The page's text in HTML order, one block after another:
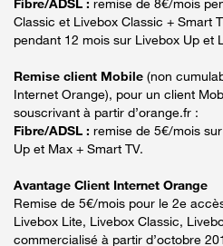
Classic et Livebox Classic + Smart
pendant 12 mois sur Livebox Up et
Remise client Mobile (non
Internet Orange), pour un client
souscrivant à partir d’orange.fr :
Fibre/ADSL : remise de 5€/mois
Up et Max + Smart TV.
Avantage Client Internet Orange
Remise de 5€/mois pour le 2e
Livebox Lite, Livebox Classic,
commercialisé à partir d’octobre